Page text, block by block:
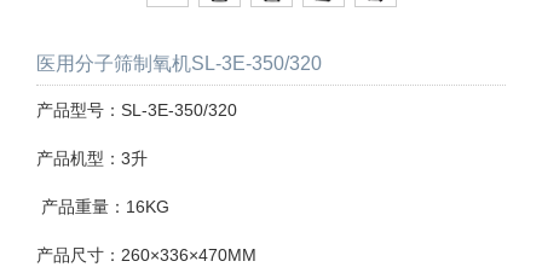
医用分子筛制氧机SL-3E-350/320
产品型号：SL-3E-350/320
产品机型：3升
产品重量：16KG
产品尺寸：260×336×470MM